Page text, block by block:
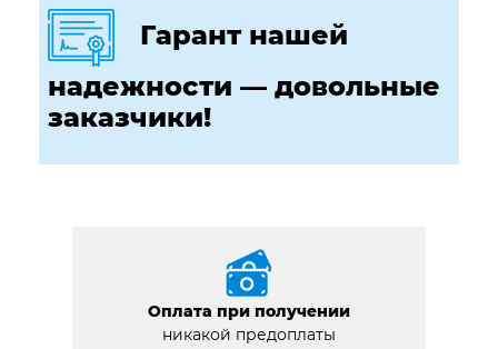
Гарант нашей
надежности — довольные
заказчики!
Оплата при получении
никакой предоплаты